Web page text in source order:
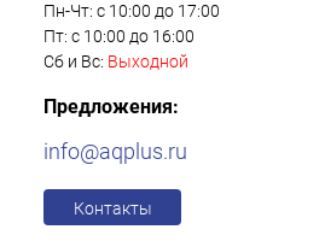
Пн-Чт: с 10:00 до 17:00
Пт: с 10:00 до 16:00
Сб и Вс: Выходной
Предложения:
info@aqplus.ru
Контакты